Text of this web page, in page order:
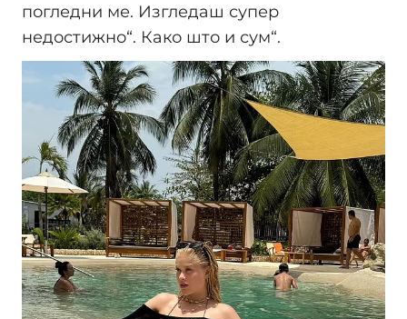
погледни ме. Изгледаш супер
недостижно“. Како што и сум“.